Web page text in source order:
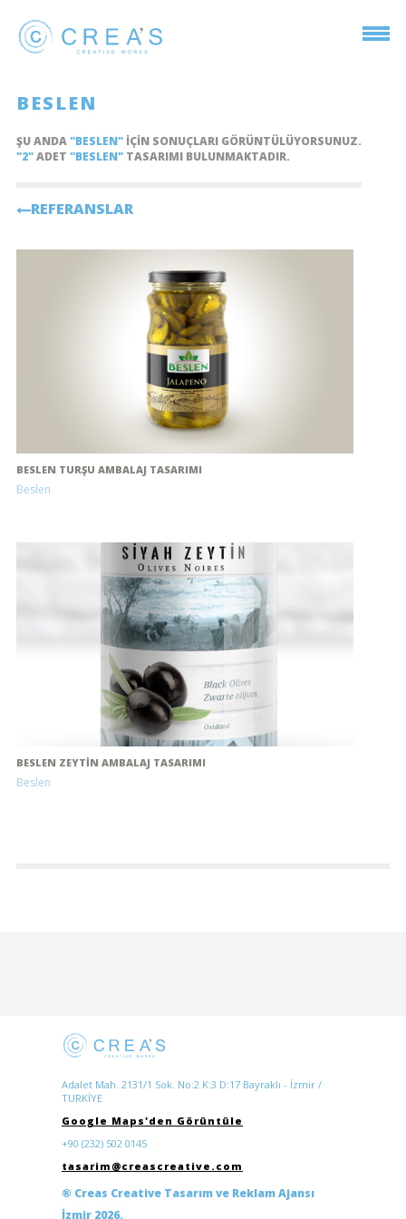
BESLEN
ŞU ANDA"BESLEN"IÇIN SONUÇLARI GÖRÜNTÜLÜYORSUNUZ.
"2"ADET "BESLEN"TASARIMI BULUNMAKTADIR.
REFERANSLAR
BESLEN TURŞU AMBALAJ TASARIMI
Beslen
BESLEN ZEYTIN AMBALAJ TASARIMI
Beslen
Adalet Mah. 2131/1 Sok. No:2 K:3 D:17 Bayraklı - İzmir /
TURKİYE
Google Maps'den Görüntüle
+90 (232) 502 0145
tasarim@creascreative.com
® Creas Creative Tasarım ve Reklam Ajansı
İzmir 2026.